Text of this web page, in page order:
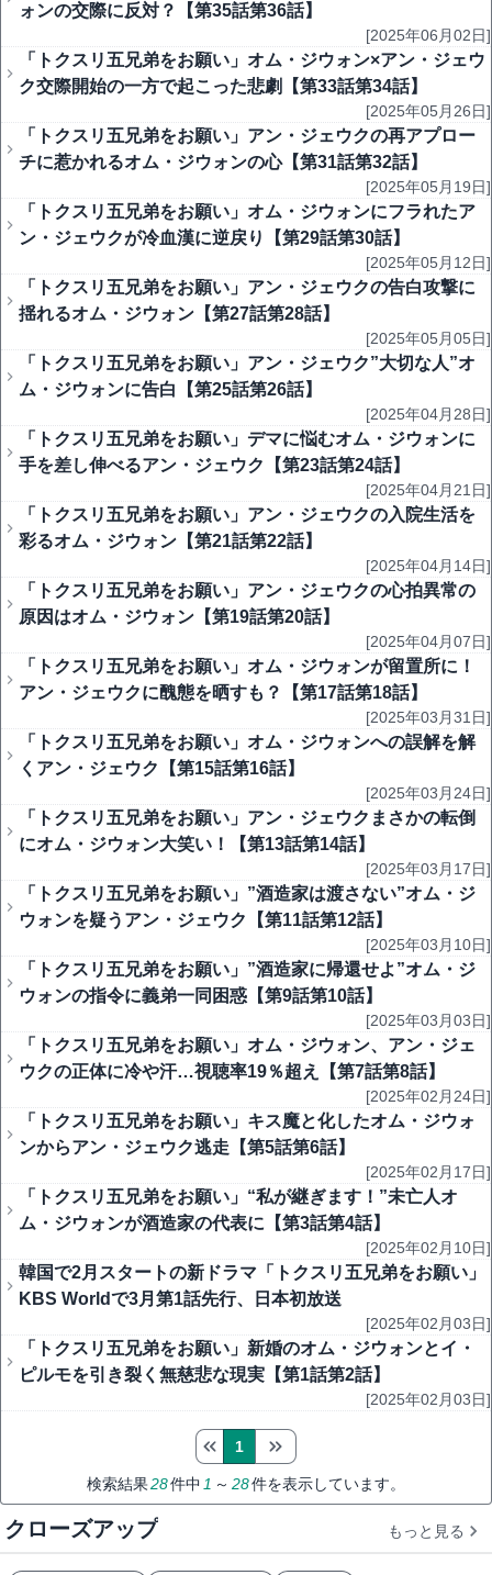
ォンの交際に反対？【第35話第36話】
[2025年06月02日]
「トクスリ五兄弟をお願い」オム・ジウォン×アン・ジェウ
ク交際開始の一方で起こった悲劇【第33話第34話】
[2025年05月26日]
「トクスリ五兄弟をお願い」アン・ジェウクの再アプロー
チに惹かれるオム・ジウォンの心【第31話第32話】
[2025年05月19日]
「トクスリ五兄弟をお願い」オム・ジウォンにフラれたア
ン・ジェウクが冷血漢に逆戻り【第29話第30話】
[2025年05月12日]
「トクスリ五兄弟をお願い」アン・ジェウクの告白攻撃に
揺れるオム・ジウォン【第27話第28話】
[2025年05月05日]
「トクスリ五兄弟をお願い」アン・ジェウク”大切な人”オ
ム・ジウォンに告白【第25話第26話】
[2025年04月28日]
「トクスリ五兄弟をお願い」デマに悩むオム・ジウォンに
手を差し伸べるアン・ジェウク【第23話第24話】
[2025年04月21日]
「トクスリ五兄弟をお願い」アン・ジェウクの入院生活を
彩るオム・ジウォン【第21話第22話】
[2025年04月14日]
「トクスリ五兄弟をお願い」アン・ジェウクの心拍異常の
原因はオム・ジウォン【第19話第20話】
[2025年04月07日]
「トクスリ五兄弟をお願い」オム・ジウォンが留置所に！
アン・ジェウクに醜態を晒すも？【第17話第18話】
[2025年03月31日]
「トクスリ五兄弟をお願い」オム・ジウォンへの誤解を解
くアン・ジェウク【第15話第16話】
[2025年03月24日]
「トクスリ五兄弟をお願い」アン・ジェウクまさかの転倒
にオム・ジウォン大笑い！【第13話第14話】
[2025年03月17日]
「トクスリ五兄弟をお願い」”酒造家は渡さない”オム・ジ
ウォンを疑うアン・ジェウク【第11話第12話】
[2025年03月10日]
「トクスリ五兄弟をお願い」”酒造家に帰還せよ”オム・ジ
ウォンの指令に義弟一同困惑【第9話第10話】
[2025年03月03日]
「トクスリ五兄弟をお願い」オム・ジウォン、アン・ジェ
ウクの正体に冷や汗…視聴率19％超え【第7話第8話】
[2025年02月24日]
「トクスリ五兄弟をお願い」キス魔と化したオム・ジウォ
ンからアン・ジェウク逃走【第5話第6話】
[2025年02月17日]
「トクスリ五兄弟をお願い」“私が継ぎます！”未亡人オ
ム・ジウォンが酒造家の代表に【第3話第4話】
[2025年02月10日]
韓国で2月スタートの新ドラマ「トクスリ五兄弟をお願い」
KBS Worldで3月第1話先行、日本初放送
[2025年02月03日]
「トクスリ五兄弟をお願い」新婚のオム・ジウォンとイ・
ピルモを引き裂く無慈悲な現実【第1話第2話】
[2025年02月03日]
検索結果28件中 1 ～ 28件を表示しています。
1
クローズアップ もっと見る